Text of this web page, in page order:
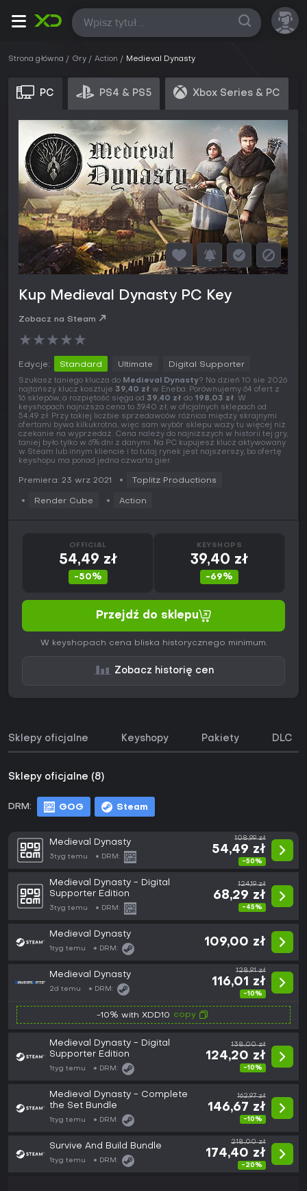
Wszystkie
Strona główna Gry Action Medieval Dynasty
PC PS4 & PS5 Xbox Series & PC
Kup Medieval Dynasty PC Key
Zobacz na Steam
★★★★★
Edycje: Standard Ultimate Digital Supporter
Szukasz taniego klucza do Medieval Dynasty? Na dzień 10 sie 2026
najtańszy klucz kosztuje 39,40 zł w Eneba. Porównujemy 64 ofert z
16 sklepów, a rozpiętość sięga od 39,40 zł do 198,03 zł. W
keyshopach najniższa cena to 39,40 zł, w oficjalnych sklepach od
54,49 zł. Przy takiej liczbie sprzedawców różnica między skrajnymi
ofertami bywa kilkukrotna, więc sam wybór sklepu waży tu więcej niż
czekanie na wyprzedaż. Cena należy do najniższych w historii tej gry,
taniej było tylko w 6% dni z danymi. Na PC kupujesz klucz aktywowany
w Steam lub innym kliencie i to tutaj rynek jest najszerszy, bo ofertę
keyshopu ma ponad jedna czwarta gier.
Premiera: 23 wrz 2021 Toplitz Productions
Render Cube Action
OFFICIAL
54,49 zł
-50%
KEYSHOPS
39,40 zł
-69%
Przejdź do sklepu
W keyshopach cena bliska historycznego minimum.
Zobacz historię cen
Sklepy oficjalne Keyshopy Pakiety DLC
Sklepy oficjalne (8)
DRM: GOG Steam
Medieval Dynasty
3tyg temu DRM:
108,99 zł
54,49 zł
-50%
Medieval Dynasty - Digital
Supporter Edition
3tyg temu DRM:
124,19 zł
68,29 zł
-45%
Medieval Dynasty
1tyg temu DRM:
109,00 zł
Medieval Dynasty
2d temu DRM:
128,91 zł
116,01 zł
-10%
-10% with XDD10 copy
Medieval Dynasty - Digital
Supporter Edition
1tyg temu DRM:
138,00 zł
124,20 zł
-10%
Medieval Dynasty - Complete
the Set Bundle
1tyg temu DRM:
162,97 zł
146,67 zł
-10%
Survive And Build Bundle
1tyg temu DRM:
218,00 zł
174,40 zł
-20%